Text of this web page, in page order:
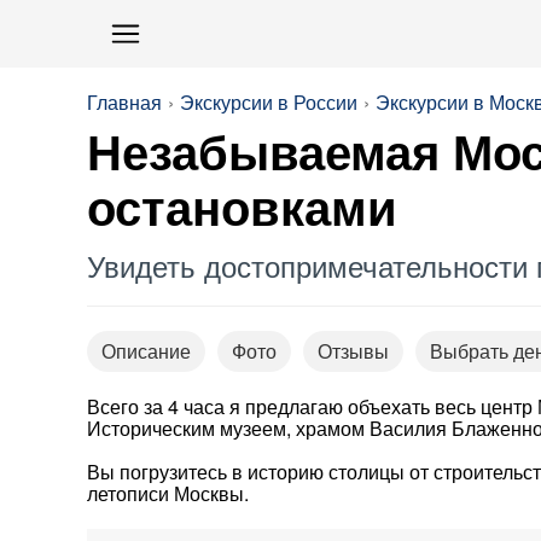
Главная Экскурсии в России Экскурсии в
Незабываемая
остановками
Увидеть
Описание Фото Отзывы
Выбрать
Всего за 4 часа я предлагаю объехать весь
Историческим музеем, храмом Василия
Вы погрузитесь в историю столицы от
летописи Москвы.